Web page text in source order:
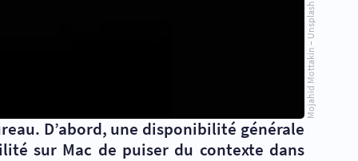
Mojahid Mottakin – Unsplash
D’abord, une disponibilité générale
sur Mac de puiser du contexte dans